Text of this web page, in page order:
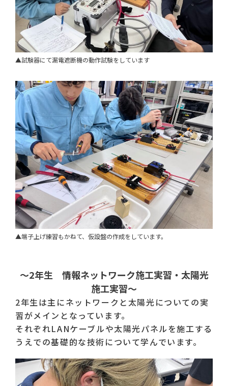
▲試験器にて漏電遮断機の動作試験をしています
▲端子上げ練習もかねて、仮設盤の作成をしています。
～2年生 情報ネットワーク施工実習・太陽光
施工実習～
2年生は主にネットワークと太陽光についての実
習がメインとなっています。
それぞれLANケーブルや太陽光パネルを施工する
うえでの基礎的な技術について学んでいます。